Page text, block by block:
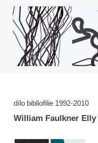
dílo bibliofilie 1992-2010
William Faulkner Elly